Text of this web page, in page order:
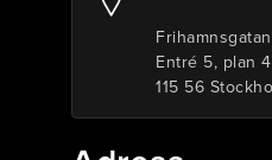
Entré 5, plan 4
115 56